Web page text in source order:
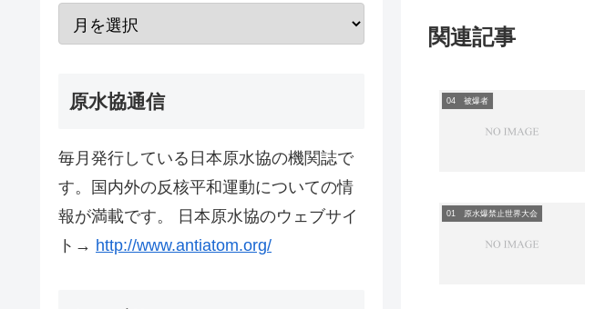
関連記事
04 被爆者
01 原水爆禁止世界大会
原水協通信
毎月発行している日本原水協の機関誌で
す。国内外の反核平和運動についての情
報が満載です。 日本原水協のウェブサイ
ト→ http://www.antiatom.org/